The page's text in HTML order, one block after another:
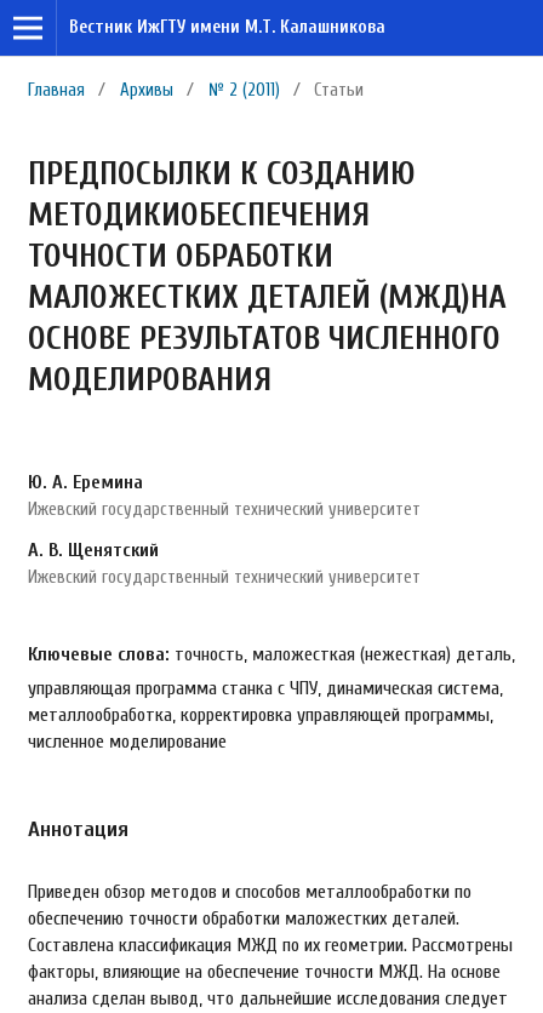
Вестник ИжГТУ имени М.Т. Калашникова
Главная / Архивы / № 2 (2011) / Статьи
ПРЕДПОСЫЛКИ К СОЗДАНИЮ
МЕТОДИКИОБЕСПЕЧЕНИЯ
ТОЧНОСТИ ОБРАБОТКИ
МАЛОЖЕСТКИХ ДЕТАЛЕЙ (МЖД)НА
ОСНОВЕ РЕЗУЛЬТАТОВ ЧИСЛЕННОГО
МОДЕЛИРОВАНИЯ
Ю. А. Еремина
Ижевский государственный технический университет
А. В. Щенятский
Ижевский государственный технический университет
Ключевые слова: точность, маложесткая (нежесткая) деталь,
управляющая программа станка с ЧПУ, динамическая система,
металлообработка, корректировка управляющей программы,
численное моделирование
Аннотация
Приведен обзор методов и способов металлообработки по
обеспечению точности обработки маложестких деталей.
Составлена классификация МЖД по их геометрии. Рассмотрены
факторы, влияющие на обеспечение точности МЖД. На основе
анализа сделан вывод, что дальнейшие исследования следует